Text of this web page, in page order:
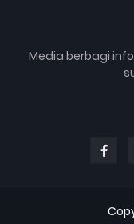
Media berbagi